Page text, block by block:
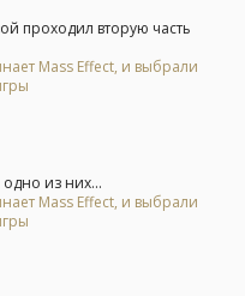
проходил вторую часть
Mass Effect, и выбрали
одно из них...
Mass Effect, и выбрали